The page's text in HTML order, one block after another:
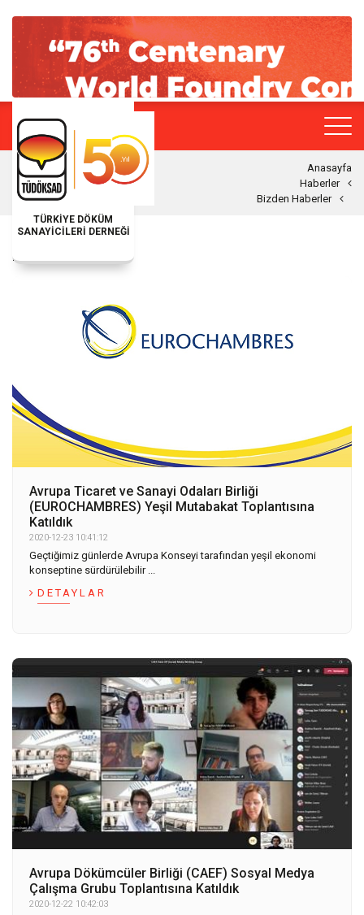
TÜRKİYE DÖKÜM
SANAYİCİLERİ DERNEĞİ
Anasayfa
Haberler
Bizden Haberler
BIZDEN HABERLER
Avrupa Ticaret ve Sanayi Odaları Birliği
(EUROCHAMBRES) Yeşil Mutabakat Toplantısına
Katıldık
2020-12-23 10:41:12
Geçtiğimiz günlerde Avrupa Konseyi tarafından yeşil ekonomi
konseptine sürdürülebilir ...
DETAYLAR
Avrupa Dökümcüler Birliği (CAEF) Sosyal Medya
Çalışma Grubu Toplantısına Katıldık
2020-12-22 10:42:03